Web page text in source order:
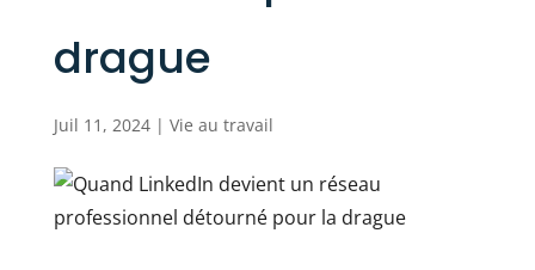
drague
Juil 11, 2024| Vie au travail